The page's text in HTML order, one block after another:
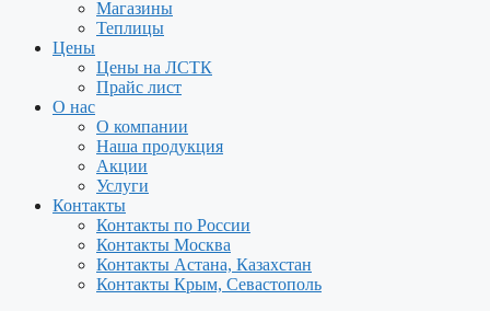
Магазины
Теплицы
Цены
Цены на ЛСТК
Прайс лист
О нас
О компании
Наша продукция
Акции
Услуги
Контакты
Контакты по России
Контакты Москва
Контакты Астана, Казахстан
Контакты Крым, Севастополь